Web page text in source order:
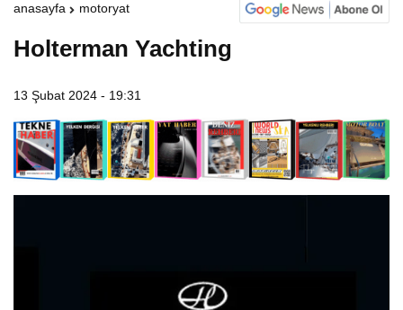
anasayfa motoryat
Holterman Yachting
13 Şubat 2024 - 19:31